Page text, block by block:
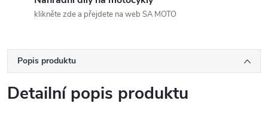
klikněte zde a přejdete na web SA MOTO
Popis produktu
Detailní popis produktu